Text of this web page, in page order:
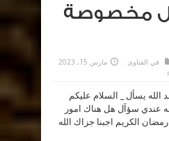
مخصوصة
في الفتاوى
مارس 15, 2023
الله يسأل _ السلام عليكم
عندي سؤآل هل هناك امور
الكريم اجبنا جزاك الله